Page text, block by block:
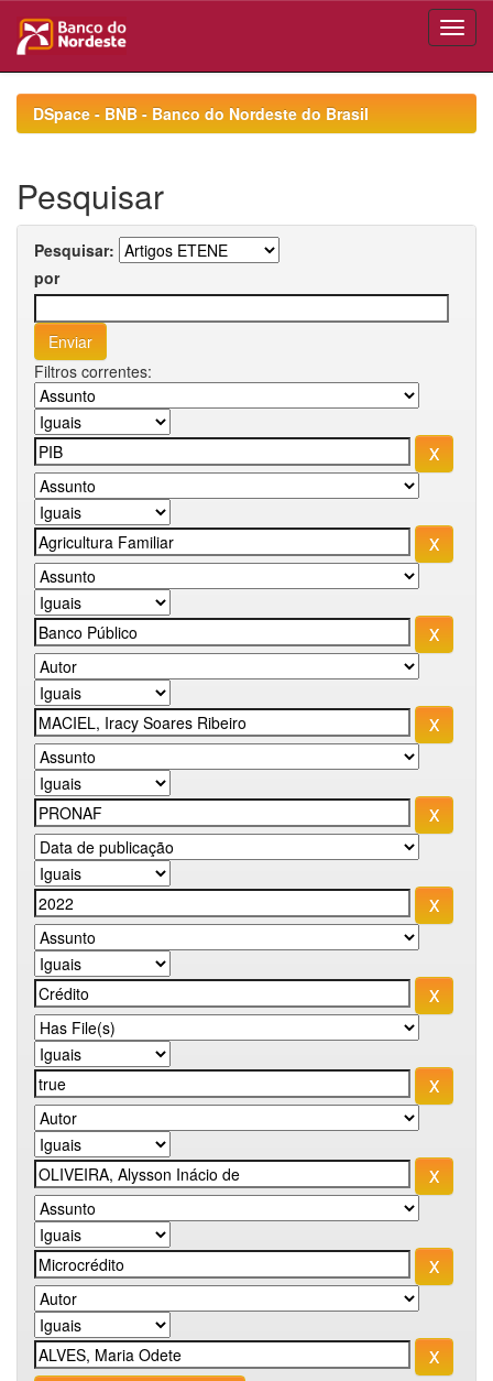
navigationDSpace - BNB - Banco do Nordeste do Brasil
Pesquisar
Pesquisar:
por
Filtros correntes: